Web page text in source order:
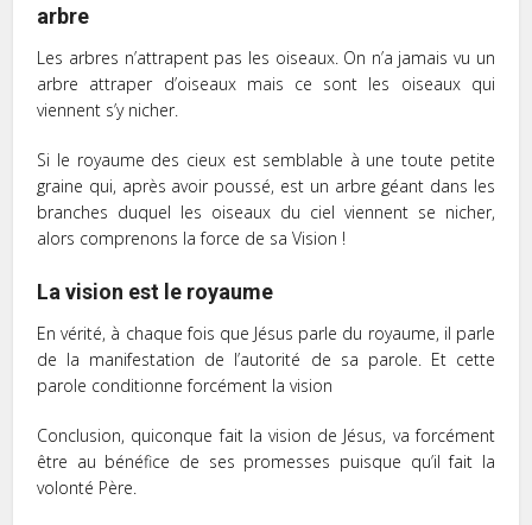
arbre
Les arbres n’attrapent pas les oiseaux. On n’a jamais vu un
arbre attraper d’oiseaux mais ce sont les oiseaux qui
viennent s’y nicher.
Si le royaume des cieux est semblable à une toute petite
graine qui, après avoir poussé, est un arbre géant dans les
branches duquel les oiseaux du ciel viennent se nicher,
alors comprenons la force de sa Vision !
La vision est le royaume
En vérité, à chaque fois que Jésus parle du royaume, il parle
de la manifestation de l’autorité de sa parole. Et cette
parole conditionne forcément la vision
Conclusion, quiconque fait la vision de Jésus, va forcément
être au bénéfice de ses promesses puisque qu’il fait la
volonté Père.